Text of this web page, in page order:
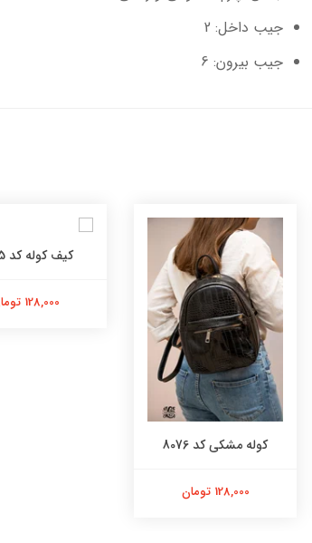
جیب داخل: 2
جیب بیرون: 6
کوله مشکی کد 8076
128,000 تومان
کیف کوله کد 8075
128,000 تومان